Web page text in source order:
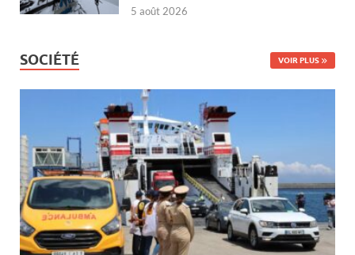
5 août 2026
SOCIÉTÉ VOIR PLUS